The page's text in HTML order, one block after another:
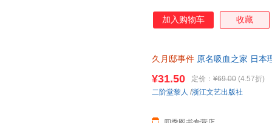
加入购物车 收藏
久月邸事件 原名吸血之家 日本
¥31.50 定价： ¥69.00 (4.57折)
二阶堂黎人 /浙江文艺出版社